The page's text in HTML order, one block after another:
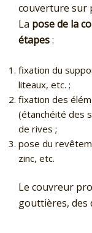
couverture sur
La pose de la
étapes:
fixation du
liteaux, etc. ;
fixation des
(étanchéité des
de rives ;
pose du
zinc, etc.
Le couvreur
gouttières, des